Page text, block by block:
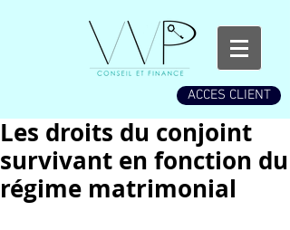
ACCES CLIENT
Les droits du conjoint
survivant en fonction du
régime matrimonial